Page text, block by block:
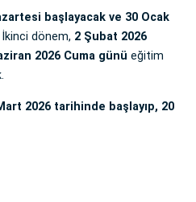
başlayacak ve 30 Ocak
dönem, 2 Şubat 2026
2026 Cuma günü eğitim
2026 tarihinde başlayıp, 20